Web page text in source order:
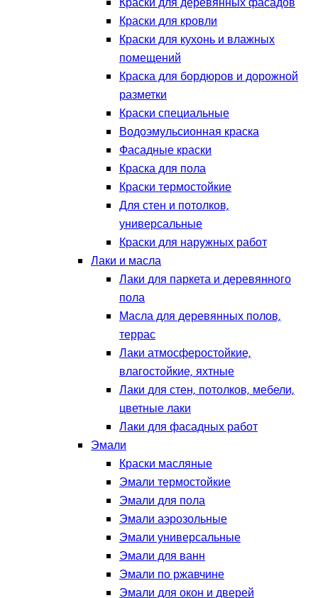
Краски для кровли
Краски для кухонь и влажных
помещений
Краска для бордюров и дорожной
разметки
Краски специальные
Водоэмульсионная краска
Фасадные краски
Краска для пола
Краски термостойкие
Для стен и потолков,
универсальные
Краски для наружных работ
Лаки и масла
Лаки для паркета и деревянного
пола
Масла для деревянных полов,
террас
Лаки атмосферостойкие,
влагостойкие, яхтные
Лаки для стен, потолков, мебели,
цветные лаки
Лаки для фасадных работ
Эмали
Краски масляные
Эмали термостойкие
Эмали для пола
Эмали аэрозольные
Эмали универсальные
Эмали для ванн
Эмали по ржавчине
Эмали для окон и дверей